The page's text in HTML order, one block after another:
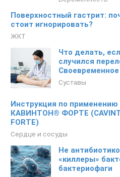
Поверхностный гастрит:
стоит игнорировать?
ЖКТ
Что делать,
случился
Суставы
Инструкция по применению
КАВИНТОН® ФОРТЕ
FORTE)
Сердце и сосуды
Не
«киллеры»
бактериофаги